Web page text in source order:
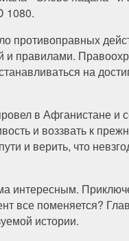
1080.
правилами.
на
в Афганистане и
и воззвать к
и верить, что
интересным.
все поменяется?
истории.